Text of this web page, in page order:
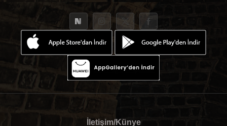
İletişim/Künye